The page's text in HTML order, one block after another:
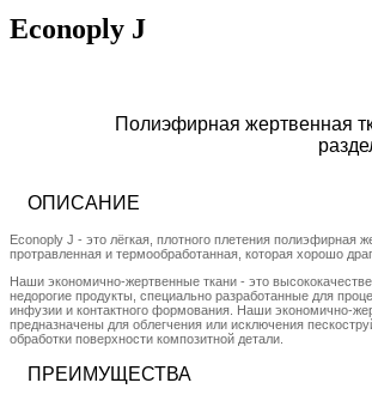
Econoply J
Полиэфирная жертвенная
ОПИСАНИЕ
Econoply J - это лёгкая, плотного плетения полиэфирная
протравленная и термообработанная, которая хорошо
Наши экoнoмично-жертвенные ткани - это
недорогие продукты, специально разработанные для
инфузии и контактного формования. Наши экoнoмично-
предназначены для облегчения или исключения
обработки поверхности композитной детали.
ПРЕИМУЩЕСТВА